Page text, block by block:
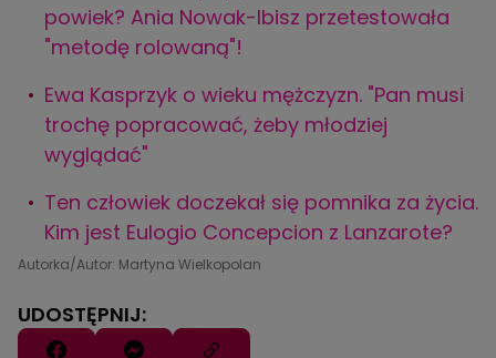
powiek? Ania Nowak-Ibisz przetestowała
"metodę rolowaną"!
Ewa Kasprzyk o wieku mężczyzn. "Pan musi
trochę popracować, żeby młodziej
wyglądać"
Ten człowiek doczekał się pomnika za życia.
Kim jest Eulogio Concepcion z Lanzarote?
Autorka/Autor: Martyna Wielkopolan
UDOSTĘPNIJ: